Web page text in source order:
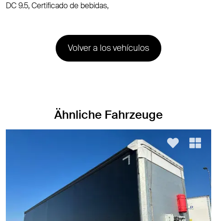
DC 9.5, Certificado de bebidas,
Volver a los vehículos
Ähnliche Fahrzeuge